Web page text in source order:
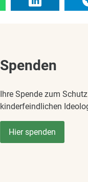
Spenden
Ihre Spende zum
kinderfeindlichen
Hier spenden